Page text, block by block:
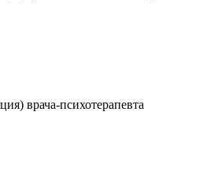
врача-психотерапевта